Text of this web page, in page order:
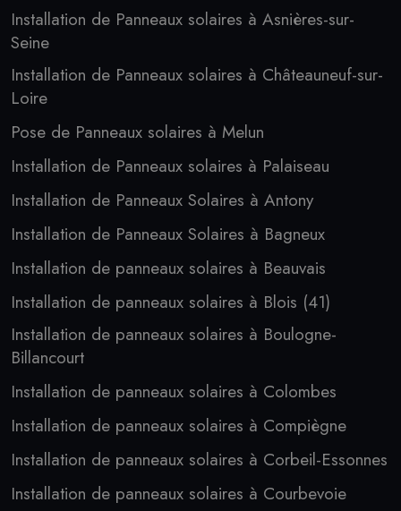
Installation de Panneaux solaires à Asnières-sur-
Seine
Installation de Panneaux solaires à Châteauneuf-sur-
Loire
Pose de Panneaux solaires à Melun
Installation de Panneaux solaires à Palaiseau
Installation de Panneaux Solaires à Antony
Installation de Panneaux Solaires à Bagneux
Installation de panneaux solaires à Beauvais
Installation de panneaux solaires à Blois (41)
Installation de panneaux solaires à Boulogne-
Billancourt
Installation de panneaux solaires à Colombes
Installation de panneaux solaires à Compiègne
Installation de panneaux solaires à Corbeil-Essonnes
Installation de panneaux solaires à Courbevoie